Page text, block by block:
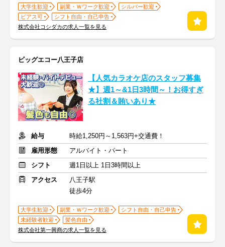
大学生歓迎 副業・Ｗワーク歓迎
シルバー歓迎
ピアス可
シフト自由・自己申告
株式会社コシダカの求人一覧を見る
ビッグエコー八王子店
【人気カラオケ店のスタッフ募集
★】週1～&1日3時間～！お得すぎ
る社割＆賄いあり★
給与
時給1,250円～1,563円+交通費！
雇用形態
アルバイト・パート
シフト
週1日以上 1日3時間以上
アクセス
八王子駅
徒歩4分
大学生歓迎 副業・Ｗワーク歓迎
シフト自由・自己申告
未経験者歓迎
髪色自由
株式会社第一興商の求人一覧を見る